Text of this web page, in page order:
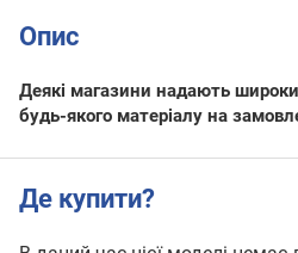
Опис
Деякі магазини надають
будь-якого матеріалу на
Де купити?